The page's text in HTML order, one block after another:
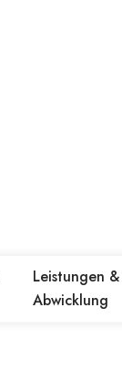
Leistungen &
Abwicklung